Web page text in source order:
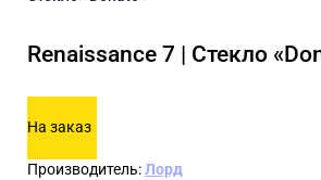
Renaissance 7 | Стекло
На заказ
Производитель:Лорд